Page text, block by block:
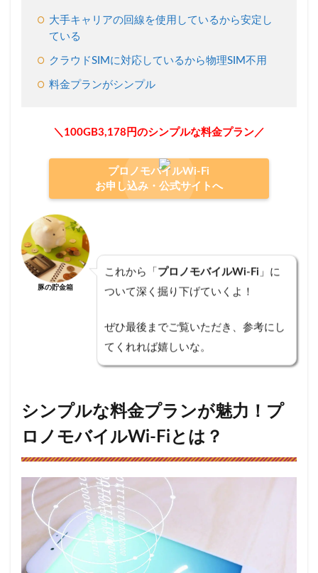
2.3
ーン
マン
が読
440
円】
任意
加入
の保
証オ
3
ノモ
ル
Wi-
Fiの
メリ
ッ
ト・
デメ
リッ
大手キャリアの回線を使用しているから安定し
ている
クラウドSIMに対応しているから物理SIM不用
料金プランがシンプル
＼100GB3,178円のシンプルな料金プラン／
プロノモバイルWi-Fi
お申し込み・公式サイトへ
豚の貯金箱
これから「プロノモバイルWi-Fi 」に
ついて深く掘り下げていくよ！
ぜひ最後までご覧いただき、参考にし
てくれれば嬉しいな。
シンプルな料金プランが魅力！プ
ロノモバイルWi-Fiとは？